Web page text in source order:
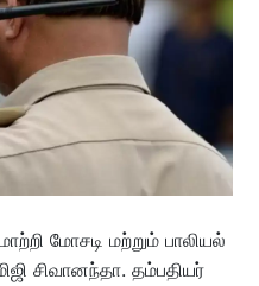
மோசடி மற்றும் பாலியல்
சிவானந்தா. தம்பதியர்